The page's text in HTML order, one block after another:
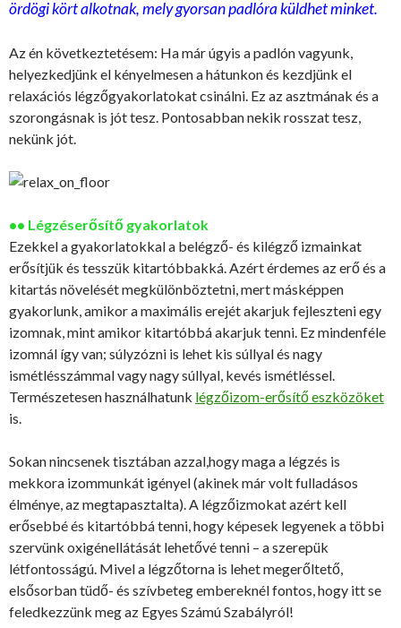
ördögi kört alkotnak, mely gyorsan padlóra küldhet minket.
Az én következtetésem: Ha már úgyis a padlón vagyunk,
helyezkedjünk el kényelmesen a hátunkon és kezdjünk el
relaxációs légzőgyakorlatokat csinálni. Ez az asztmának és a
szorongásnak is jót tesz. Pontosabban nekik rosszat tesz,
nekünk jót.
•• Légzéserősítő gyakorlatok
Ezekkel a gyakorlatokkal a belégző- és kilégző izmainkat
erősítjük és tesszük kitartóbbakká. Azért érdemes az erő és a
kitartás növelését megkülönböztetni, mert másképpen
gyakorlunk, amikor a maximális erejét akarjuk fejleszteni egy
izomnak, mint amikor kitartóbbá akarjuk tenni. Ez mindenféle
izomnál így van; súlyzózni is lehet kis súllyal és nagy
ismétlésszámmal vagy nagy súllyal, kevés ismétléssel.
Természetesen használhatunk légzőizom-erősítő eszközöket
is.
Sokan nincsenek tisztában azzal,hogy maga a légzés is
mekkora izommunkát igényel (akinek már volt fulladásos
élménye, az megtapasztalta). A légzőizmokat azért kell
erősebbé és kitartóbbá tenni, hogy képesek legyenek a többi
szervünk oxigénellátását lehetővé tenni – a szerepük
létfontosságú. Mivel a légzőtorna is lehet megerőltető,
elsősorban tüdő- és szívbeteg embereknél fontos, hogy itt se
feledkezzünk meg az Egyes Számú Szabályról!